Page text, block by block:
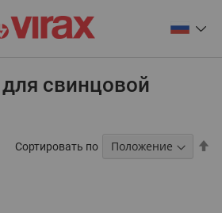
свинцовой
Сортировать по